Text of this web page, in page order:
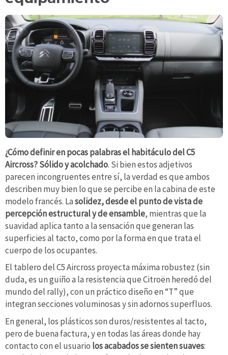
¿Cómo definir en pocas palabras el habitáculo del C5
Aircross? Sólido y acolchado. Si bien estos adjetivos
parecen incongruentes entre sí, la verdad es que ambos
describen muy bien lo que se percibe en la cabina de este
modelo francés. Lasolidez, desde el punto de vista de
percepción estructural y de ensamble, mientras que la
suavidad aplica tanto a la sensación que generan las
superficies al tacto, como por la forma en que trata el
cuerpo de los ocupantes.
El tablero del C5 Aircross proyecta máxima robustez (sin
duda, es un guiño a la resistencia que Citroën heredó del
mundo del rally), con un práctico diseño en “T” que
integran secciones voluminosas y sin adornos superfluos.
En general, los plásticos son duros/resistentes al tacto,
pero de buena factura, y en todas las áreas donde hay
contacto con el usuario los acabados se sienten suaves: